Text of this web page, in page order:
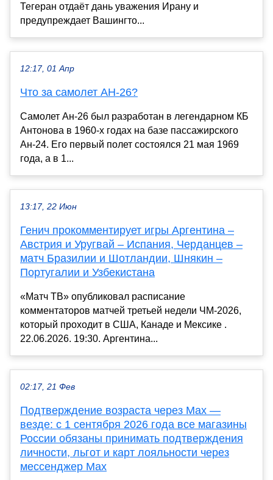
Тегеран отдаёт дань уважения Ирану и
предупреждает Вашингто...
12:17, 01 Апр
Что за самолет АН-26?
Самолет Ан-26 был разработан в легендарном КБ
Антонова в 1960-х годах на базе пассажирского
Ан-24. Его первый полет состоялся 21 мая 1969
года, а в 1...
13:17, 22 Июн
Генич прокомментирует игры Аргентина –
Австрия и Уругвай – Испания, Черданцев –
матч Бразилии и Шотландии, Шнякин –
Португалии и Узбекистана
«Матч ТВ» опубликовал расписание
комментаторов матчей третьей недели ЧМ-2026,
который проходит в США, Канаде и Мексике .
22.06.2026. 19:30. Аргентина...
02:17, 21 Фев
Подтверждение возраста через Max —
везде: с 1 сентября 2026 года все магазины
России обязаны принимать подтверждения
личности, льгот и карт лояльности через
мессенджер Max